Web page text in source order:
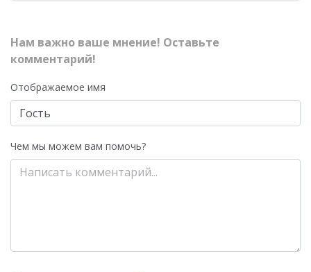
Нам важно ваше мнение! Оставьте
комментарий!
Отображаемое имя
Чем мы можем вам помочь?